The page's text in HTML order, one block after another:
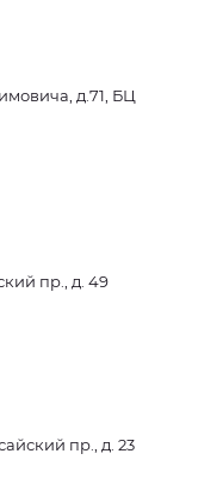
д.71, БЦ
пр., д. 49
пр., д. 23